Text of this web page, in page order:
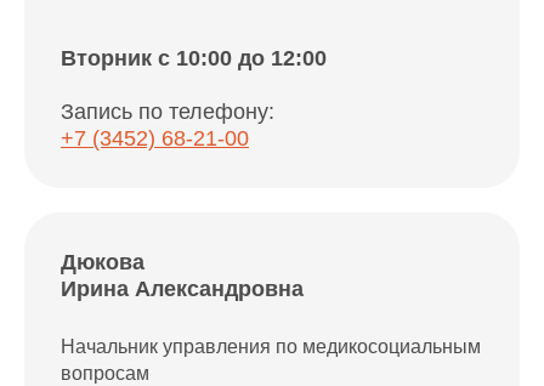
Вторник c 10:00 до 12:00
Запись по телефону:
+7 (3452) 68-21-00
Дюкова
Ирина Александровна
Начальник управления по медикосоциальным
вопросам